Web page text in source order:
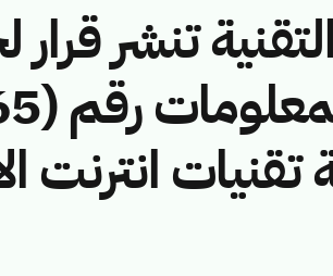
تنشر قرار
تقنيات انترنت